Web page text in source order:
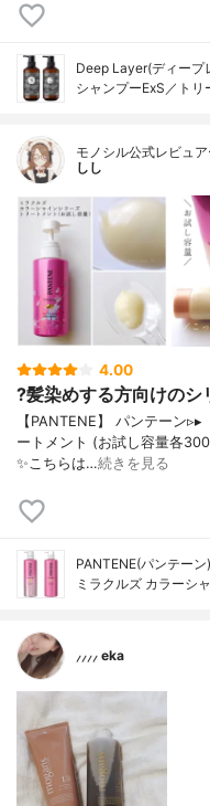
Deep Layer(ディープ
シャンプーExS／トリ
モノシル公式レビュア
しし
4.00
?髪染めする方向けのシ
【PANTENE】 パンテーン
ートメント (お試し容量各
✨こちらは…続きを見る
PANTENE(パンテーン)
ミラクルズ カラーシ
⸝⸝⸝⸝ eka